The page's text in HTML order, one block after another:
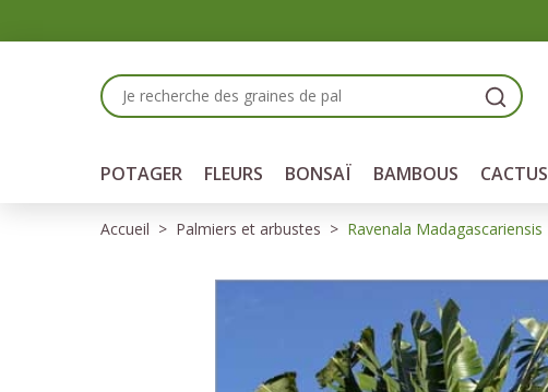
POTAGER FLEURS BONSAÏ BAMBOUS CACTUS
Accueil Palmiers et arbustes Ravenala Madagascariensis